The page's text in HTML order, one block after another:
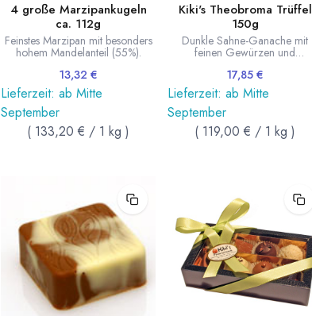
4 große Marzipankugeln
ca. 112g
Feinstes Marzipan mit besonders
hohem Mandelanteil (55%).
13,32 €
Lieferzeit: ab Mitte
September
( 133,20 € / 1 kg )
Kiki's Theobroma Trüffel
150g
Dunkle Sahne-Ganache mit
feinen Gewürzen und
17,85 €
Lieferzeit: ab Mitte
September
( 119,00 € / 1 kg )